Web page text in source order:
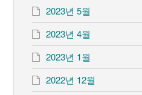
2023년 5월
2023년 4월
2023년 1월
2022년 12월